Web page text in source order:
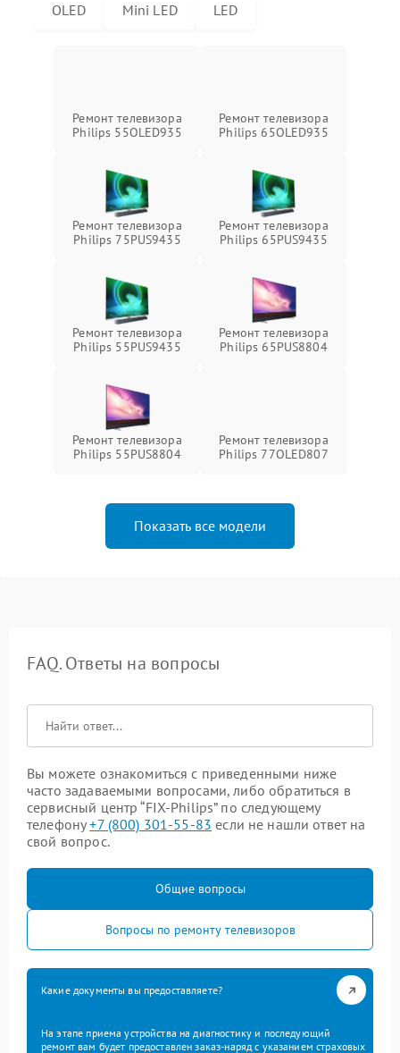
OLED Mini LED LED
Ремонт телевизора
Philips 55OLED935
Ремонт телевизора
Philips 65OLED935
Ремонт телевизора
Philips 75PUS9435
Ремонт телевизора
Philips 65PUS9435
Ремонт телевизора
Philips 55PUS9435
Ремонт телевизора
Philips 65PUS8804
Ремонт телевизора
Philips 55PUS8804
Ремонт телевизора
Philips 77OLED807
Показать все модели
FAQ. Ответы на вопросы
Вы можете ознакомиться с приведенными ниже
часто задаваемыми вопросами, либо обратиться в
сервисный центр “FIX-Philips” по следующему
телефону+7 (800) 301-55-83 если не нашли ответ на
свой вопрос.
Общие вопросы
Вопросы по ремонту телевизоров
Какие документы вы предоставляете?
На этапе приема устройства на диагностику и последующий
ремонт вам будет предоставлен заказ-наряд с указанием страховых